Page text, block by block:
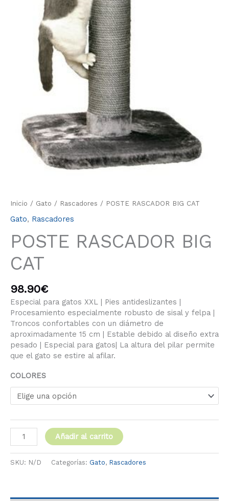
Inicio / Gato / Rascadores / POSTE RASCADOR BIG CAT
Gato, Rascadores
POSTE RASCADOR BIG
CAT
98.90€
Especial para gatos XXL | Pies antideslizantes |
Procesamiento especialmente robusto de sisal y felpa |
Troncos confortables con un diámetro de
aproximadamente 15 cm | Estable debido al diseño extra
pesado | Especial para gatos| La altura del pilar permite
que el gato se estire al afilar.
COLORES
Añadir al carrito
SKU: N/D Categorías: Gato, Rascadores